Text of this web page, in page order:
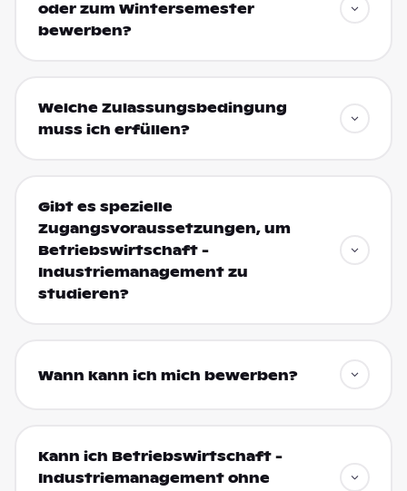
oder zum Wintersemester
bewerben?
Welche Zulassungsbedingung
muss ich erfüllen?
Gibt es spezielle
Zugangsvoraussetzungen, um
Betriebswirtschaft -
Industriemanagement zu
studieren?
Wann kann ich mich bewerben?
Kann ich Betriebswirtschaft -
Industriemanagement ohne